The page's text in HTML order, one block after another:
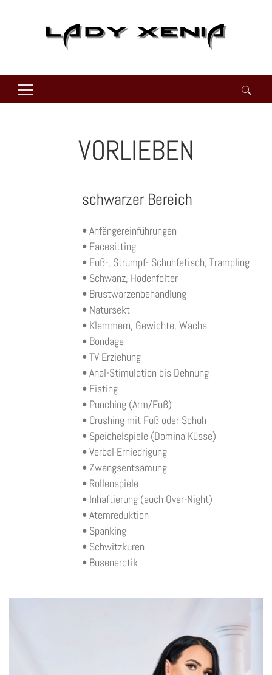
Suchen
VORLIEBEN
schwarzer Bereich
• Anfängereinführungen
• Facesitting
• Fuß-, Strumpf- Schuhfetisch, Trampling
• Schwanz, Hodenfolter
• Brustwarzenbehandlung
• Natursekt
• Klammern, Gewichte, Wachs
• Bondage
• TV Erziehung
• Anal-Stimulation bis Dehnung
• Fisting
• Punching (Arm/Fuß)
• Crushing mit Fuß oder Schuh
• Speichelspiele (Domina Küsse)
• Verbal Erniedrigung
• Zwangsentsamung
• Rollenspiele
• Inhaftierung (auch Over-Night)
• Atemreduktion
• Spanking
• Schwitzkuren
• Busenerotik